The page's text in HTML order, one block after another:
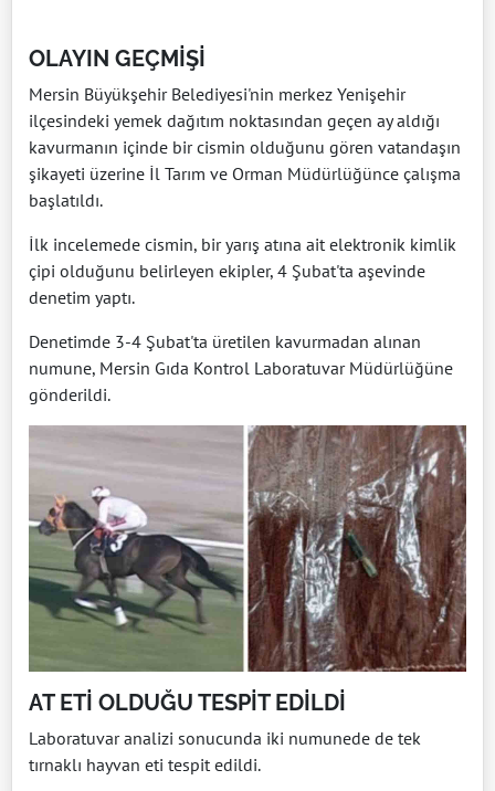
OLAYIN GEÇMİŞİ
Mersin Büyükşehir Belediyesi'nin merkez Yenişehir
ilçesindeki yemek dağıtım noktasından geçen ay aldığı
kavurmanın içinde bir cismin olduğunu gören vatandaşın
şikayeti üzerine İl Tarım ve Orman Müdürlüğünce çalışma
başlatıldı.
İlk incelemede cismin, bir yarış atına ait elektronik kimlik
çipi olduğunu belirleyen ekipler, 4 Şubat'ta aşevinde
denetim yaptı.
Denetimde 3-4 Şubat'ta üretilen kavurmadan alınan
numune, Mersin Gıda Kontrol Laboratuvar Müdürlüğüne
gönderildi.
AT ETİ OLDUĞU TESPİT EDİLDİ
Laboratuvar analizi sonucunda iki numunede de tek
tırnaklı hayvan eti tespit edildi.